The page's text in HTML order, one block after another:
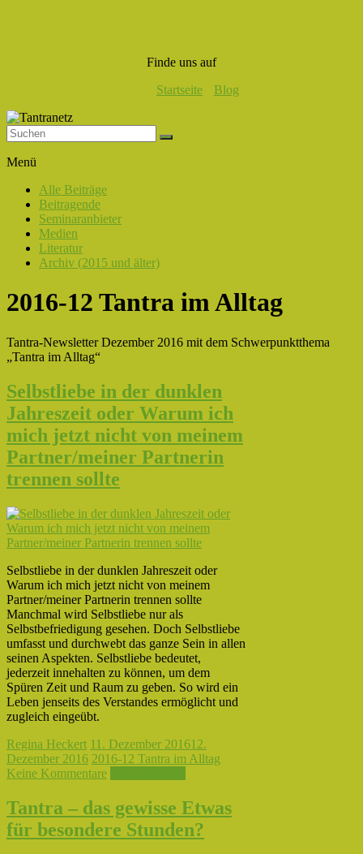
Finde uns auf
Startseite
Blog
Liebe,
Eros
Tantra
Menü
Alle Beiträge
Beitragende
Seminaranbieter
Medien
Literatur
Archiv (2015 und älter)
2016-12 Tantra im Alltag
Tantra-Newsletter Dezember 2016 mit dem Schwerpunktthema
„Tantra im Alltag“
Selbstliebe in der dunklen
Jahreszeit oder Warum ich
mich jetzt nicht von meinem
Partner/meiner Partnerin
trennen sollte
Selbstliebe in der dunklen Jahreszeit oder
Warum ich mich jetzt nicht von meinem
Partner/meiner Partnerin trennen sollte
Manchmal wird Selbstliebe nur als
Selbstbefriedigung gesehen. Doch Selbstliebe
umfasst und durchwebt das ganze Sein in allen
seinen Aspekten. Selbstliebe bedeutet,
jederzeit innehalten zu können, um dem
Spüren Zeit und Raum zu geben. So wird ein
Leben jenseits des Verstandes ermöglicht und
zugleich eingeübt.
Regina Heckert 11. Dezember 201612.
Dezember 2016 2016-12 Tantra im Alltag
Keine Kommentare
Tantra – das gewisse Etwas
für besondere Stunden?